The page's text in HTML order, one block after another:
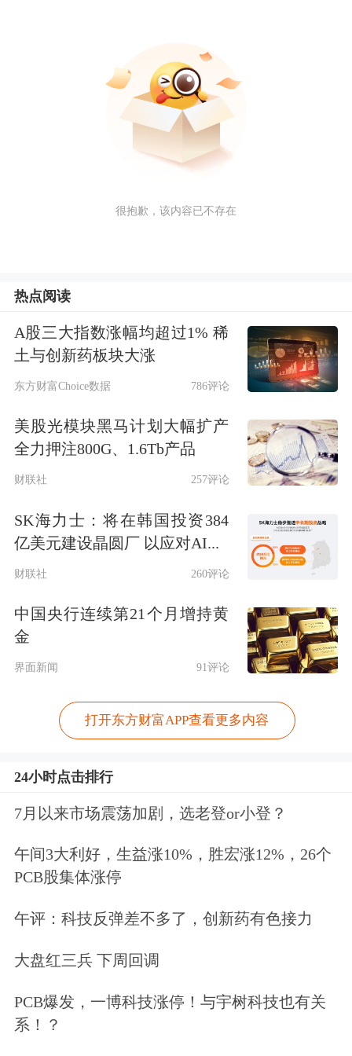
很抱歉，该内容已不存在
热点阅读
A股三大指数涨幅均超过1% 稀
土与创新药板块大涨
东方财富Choice数据 786评论
美股光模块黑马计划大幅扩产
全力押注800G、1.6Tb产品
财联社 257评论
SK海力士：将在韩国投资384
亿美元建设晶圆厂 以应对AI...
财联社 260评论
中国央行连续第21个月增持黄
金
界面新闻 91评论
打开东方财富APP查看更多内容
24小时点击排行
7月以来市场震荡加剧，选老登or小登？
午间3大利好，生益涨10%，胜宏涨12%，26个
PCB股集体涨停
午评：科技反弹差不多了，创新药有色接力
大盘红三兵 下周回调
PCB爆发，一博科技涨停！与宇树科技也有关
系！？